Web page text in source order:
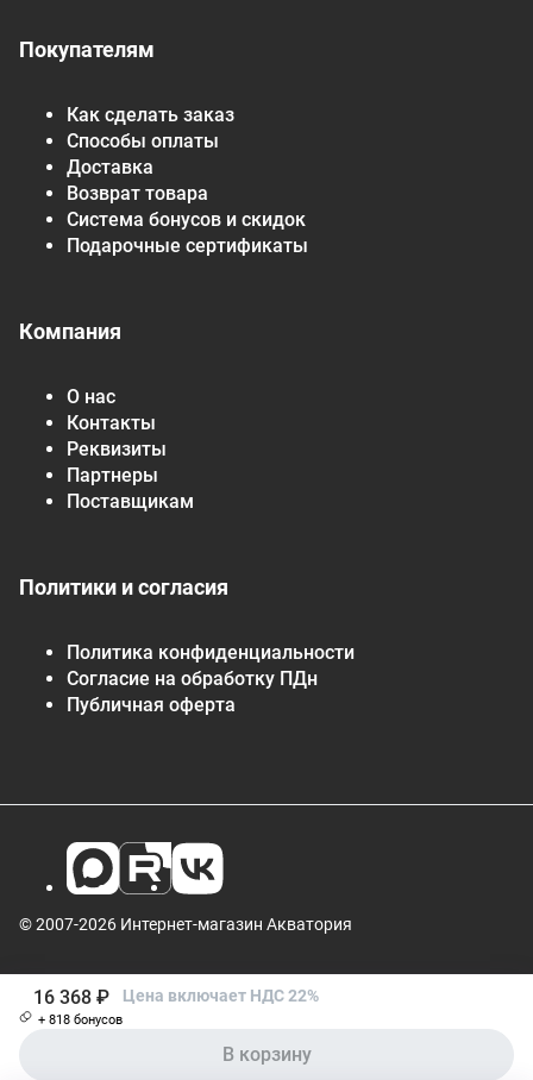
16 368 ₽
+ 818 бонусов
Цена включает НДС 22%
В корзину
Покупателям
Как сделать заказ
Способы оплаты
Доставка
Возврат товара
Система бонусов и скидок
Подарочные сертификаты
Компания
О нас
Контакты
Реквизиты
Партнеры
Поставщикам
Политики и согласия
Политика конфиденциальности
Согласие на обработку ПДн
Публичная оферта
© 2007-2026 Интернет-магазин Акватория